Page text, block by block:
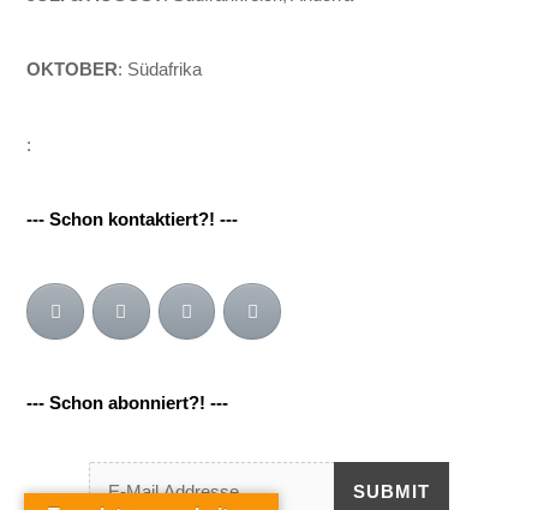
OKTOBER: Südafrika
:
--- Schon kontaktiert?! ---
--- Schon abonniert?! ---
SUBMIT